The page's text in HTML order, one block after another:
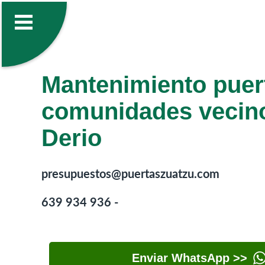
Mantenimiento
comunidades
Derio
presupuestos@puertaszuatzu.com
639 934 936 -
Enviar WhatsApp >>